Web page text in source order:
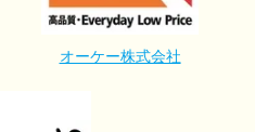
オーケー株式会社